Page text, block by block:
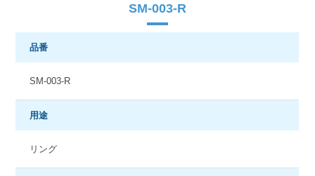
SM-003-R
品番
SM-003-R
用途
リング